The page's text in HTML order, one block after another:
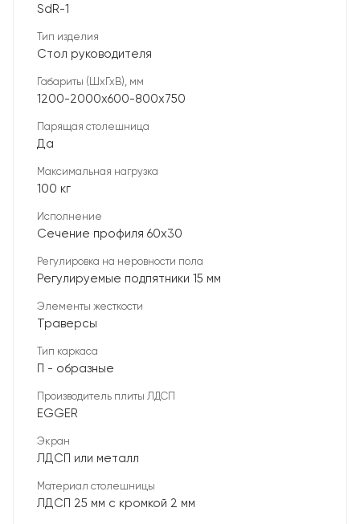
SdR-1
Тип изделия
Стол руководителя
Габариты (ШхГхВ), мм
1200-2000х600-800х750
Парящая столешница
Да
Максимальная нагрузка
100 кг
Исполнение
Сечение профиля 60х30
Регулировка на неровности пола
Регулируемые подпятники 15 мм
Элементы жесткости
Траверсы
Тип каркаса
П - образные
Производитель плиты ЛДСП
EGGER
Экран
ЛДСП или металл
Материал столешницы
ЛДСП 25 мм с кромкой 2 мм